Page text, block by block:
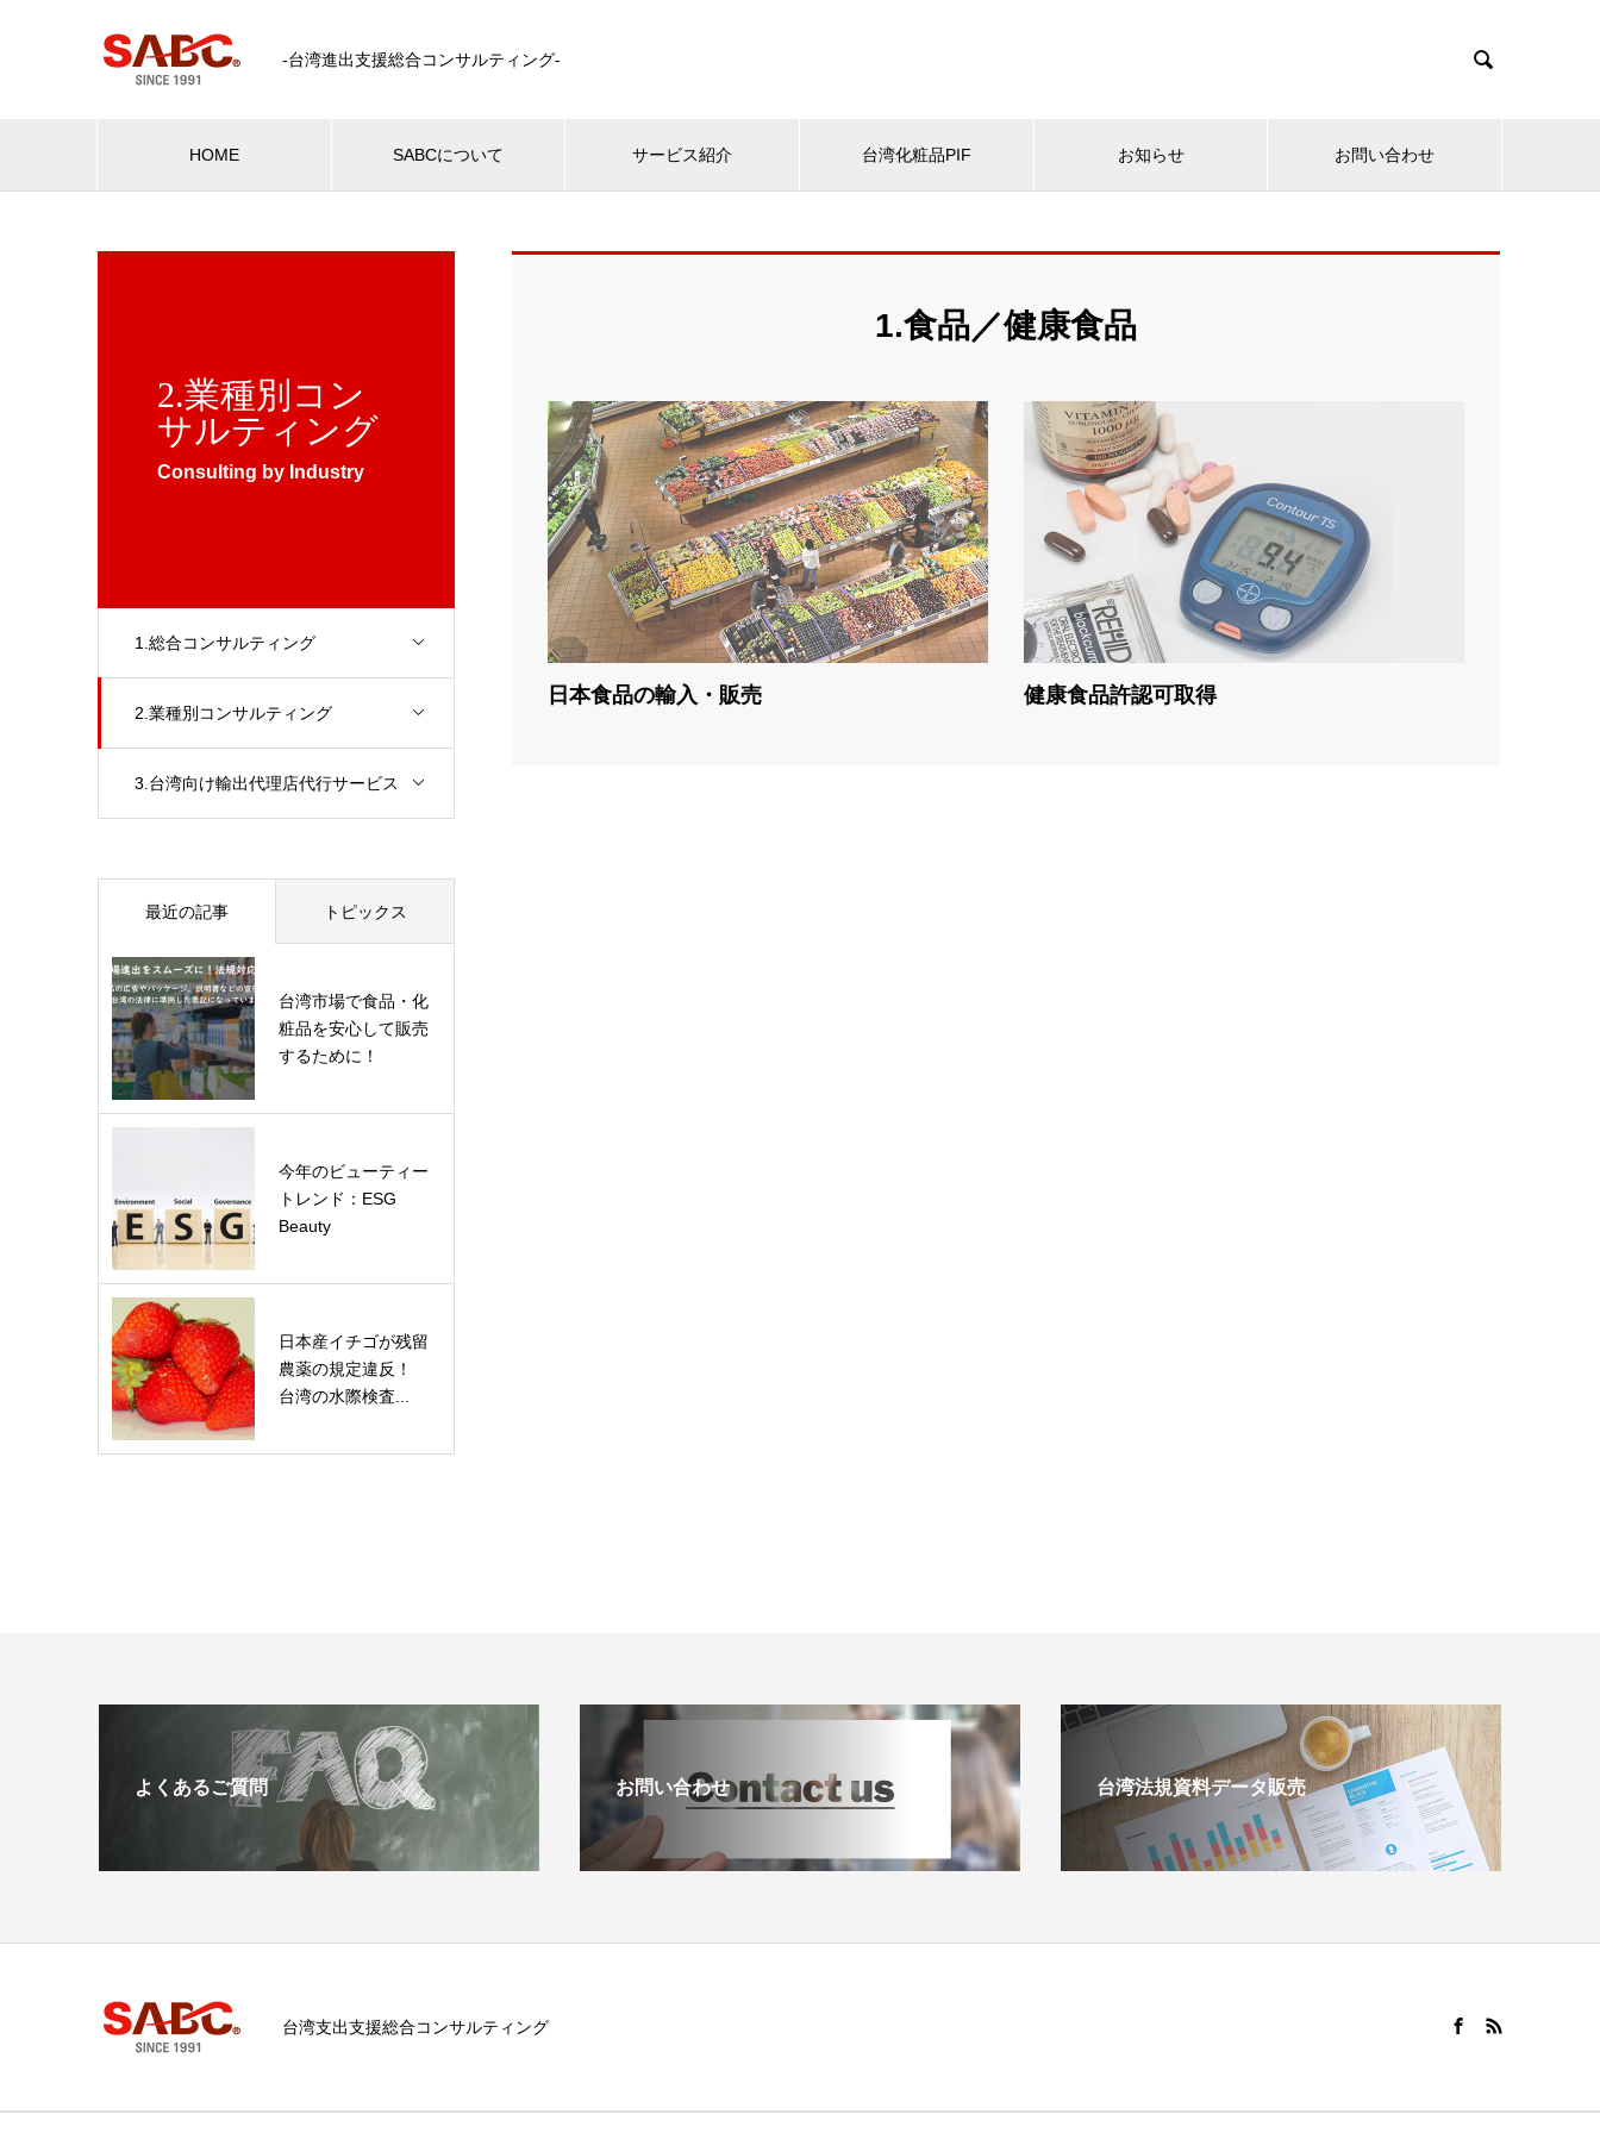
-台湾進出支援総合コンサルティング- 
HOME SABCについて サービス紹介 台湾化粧品PIF お知らせ お問い合わせ
2.業種別コン
サルティング
Consulting by Industry
1.総合コンサルティング
2.業種別コンサルティング
3.台湾向け輸出代理店代行サービス
1.食品／健康食品
日本食品の輸入・販売 健康食品許認可取得
最近の記事 トピックス
台湾市場で食品・化
粧品を安心して販売
するために！
今年のビューティー
トレンド：ESG
Beauty
日本産イチゴが残留
農薬の規定違反！
台湾の水際検査...
よくあるご質問 お問い合わせ 台湾法規資料データ販売
台湾支出支援総合コンサルティング